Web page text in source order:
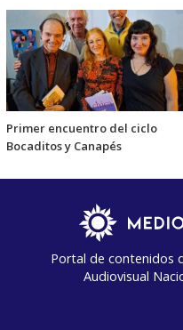
Primer encuentro del ciclo
Bocaditos y Canapés
Portal de contenidos
Audiovisual